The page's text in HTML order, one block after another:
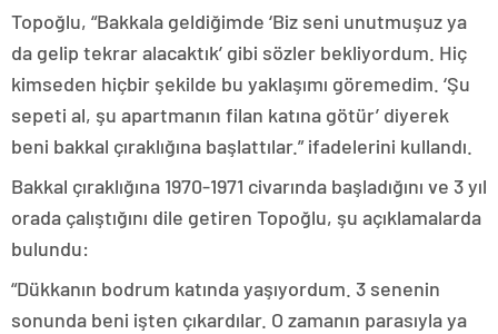
Topoğlu, “Bakkala geldiğimde ‘Biz seni unutmuşuz ya
da gelip tekrar alacaktık’ gibi sözler bekliyordum. Hiç
kimseden hiçbir şekilde bu yaklaşımı göremedim. ‘Şu
sepeti al, şu apartmanın filan katına götür’ diyerek
beni bakkal çıraklığına başlattılar.” ifadelerini kullandı.
Bakkal çıraklığına 1970-1971 civarında başladığını ve 3 yıl
orada çalıştığını dile getiren Topoğlu, şu açıklamalarda
bulundu:
“Dükkanın bodrum katında yaşıyordum. 3 senenin
sonunda beni işten çıkardılar. O zamanın parasıyla ya